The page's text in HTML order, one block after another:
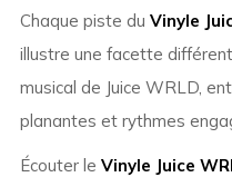
Chaque piste du Vinyle
illustre une facette
musical de Juice WRLD,
planantes et rythmes
Écouter le Vinyle Juice